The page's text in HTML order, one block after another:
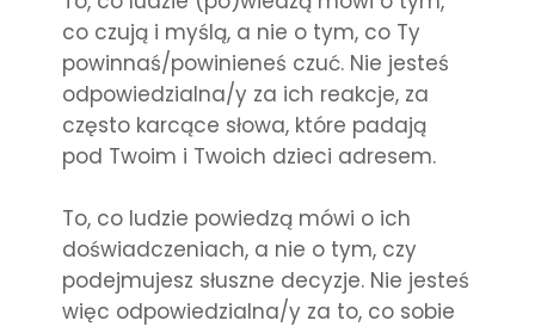
co czują i myślą, a nie o tym, co Ty
powinnaś/powinieneś czuć. Nie jesteś
odpowiedzialna/y za ich reakcje, za
często karcące słowa, które padają
pod Twoim i Twoich dzieci adresem.
To, co ludzie powiedzą mówi o ich
doświadczeniach, a nie o tym, czy
podejmujesz słuszne decyzje. Nie jesteś
więc odpowiedzialna/y za to, co sobie